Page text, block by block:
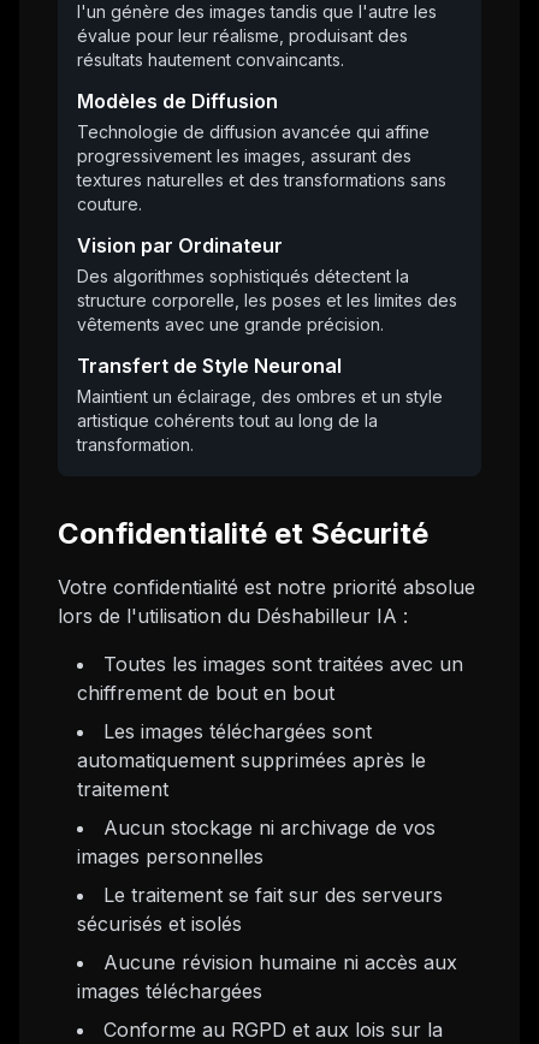
l'un génère des images tandis que l'autre les
évalue pour leur réalisme, produisant des
résultats hautement convaincants.
Modèles de Diffusion
Technologie de diffusion avancée qui affine
progressivement les images, assurant des
textures naturelles et des transformations sans
couture.
Vision par Ordinateur
Des algorithmes sophistiqués détectent la
structure corporelle, les poses et les limites des
vêtements avec une grande précision.
Transfert de Style Neuronal
Maintient un éclairage, des ombres et un style
artistique cohérents tout au long de la
transformation.
Confidentialité et Sécurité
Votre confidentialité est notre priorité absolue
lors de l'utilisation du Déshabilleur IA :
Toutes les images sont traitées avec un
chiffrement de bout en bout
Les images téléchargées sont
automatiquement supprimées après le
traitement
Aucun stockage ni archivage de vos
images personnelles
Le traitement se fait sur des serveurs
sécurisés et isolés
Aucune révision humaine ni accès aux
images téléchargées
Conforme au RGPD et aux lois sur la